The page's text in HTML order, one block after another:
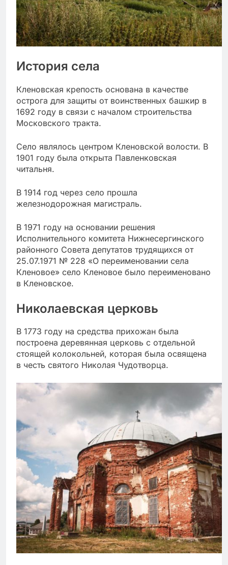
История села
Кленовская крепость основана в качестве
острога для защиты от воинственных башкир в
1692 году в связи с началом строительства
Московского тракта.
Село являлось центром Кленовской волости. В
1901 году была открыта Павленковская
читальня.
В 1914 год через село прошла
железнодорожная магистраль.
В 1971 году на основании решения
Исполнительного комитета Нижнесергинского
районного Совета депутатов трудящихся от
25.07.1971 № 228 «О переименовании села
Кленовое» село Кленовое было переименовано
в Кленовское.
Николаевская церковь
В 1773 году на средства прихожан была
построена деревянная церковь с отдельной
стоящей колокольней, которая была освящена
в честь святого Николая Чудотворца.